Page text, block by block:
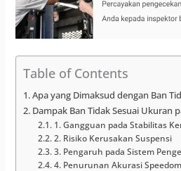
Table of Contents
Apa yang Dimaksud dengan Ban
Dampak Ban Tidak Sesuai Ukuran
1. Gangguan pada Stabilitas
2. Risiko Kerusakan Suspensi
3. Pengaruh pada Sistem
4. Penurunan Akurasi